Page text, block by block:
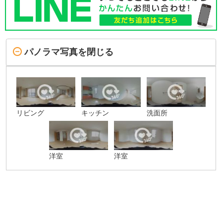
パノラマ写真を閉じる
リビング キッチン 洗面所
洋室 洋室